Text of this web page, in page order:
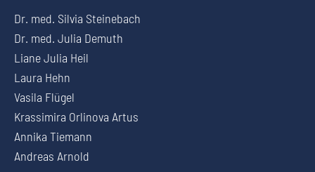
Dr. med. Silvia Steinebach
Dr. med. Julia Demuth
Liane Julia Heil
Laura Hehn
Vasila Flügel
Krassimira Orlinova Artus
Annika Tiemann
Andreas Arnold